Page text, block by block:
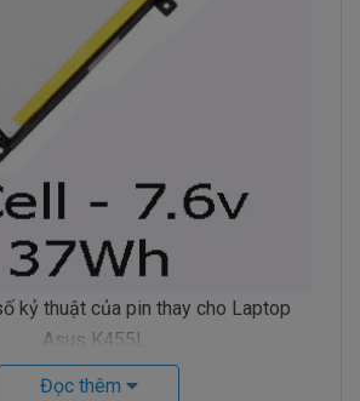
kỷ thuật của pin thay cho Laptop
Asus K455L
Đọc thêm